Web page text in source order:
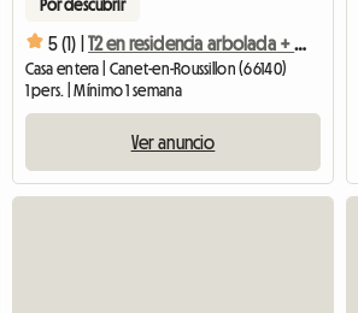
Por descubrir
5 (1) | T2 en residencia arbolada + piscina
Casa entera | Canet-en-Roussillon (66140)
1 pers. | Mínimo 1 semana
Ver anuncio